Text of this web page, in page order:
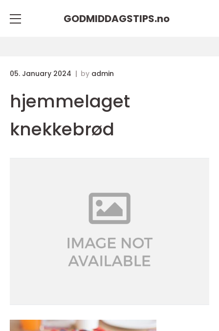
GODMIDDAGSTIPS.no
05. January 2024 by admin
hjemmelaget
knekkebrød